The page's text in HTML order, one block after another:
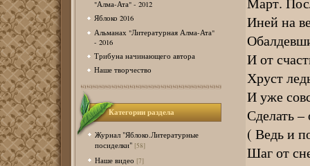
"Алма-Ата" - 2012
Яблоко 2016
Альманах "Литературная Алма-Ата"
- 2016
Трибуна начинающего автора
Наше творчество
Категории раздела
Журнал "Яблоко.Литературные
посиделки" [58]
Наше видео [7]
Иней на
И от
Хруст
И уже
Сделать –
( Ведь и
Шаг от